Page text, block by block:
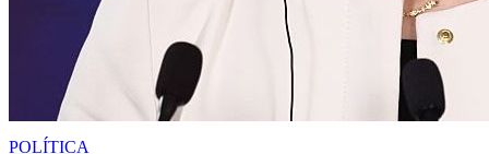
POLÍTICA